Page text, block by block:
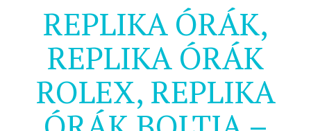
REPLIKA ÓRÁK,
REPLIKA ÓRÁK
ROLEX, REPLIKA